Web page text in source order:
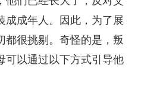
成成年人。因此，为了展
都很挑剔。奇怪的是，叛
可以通过以下方式引导他